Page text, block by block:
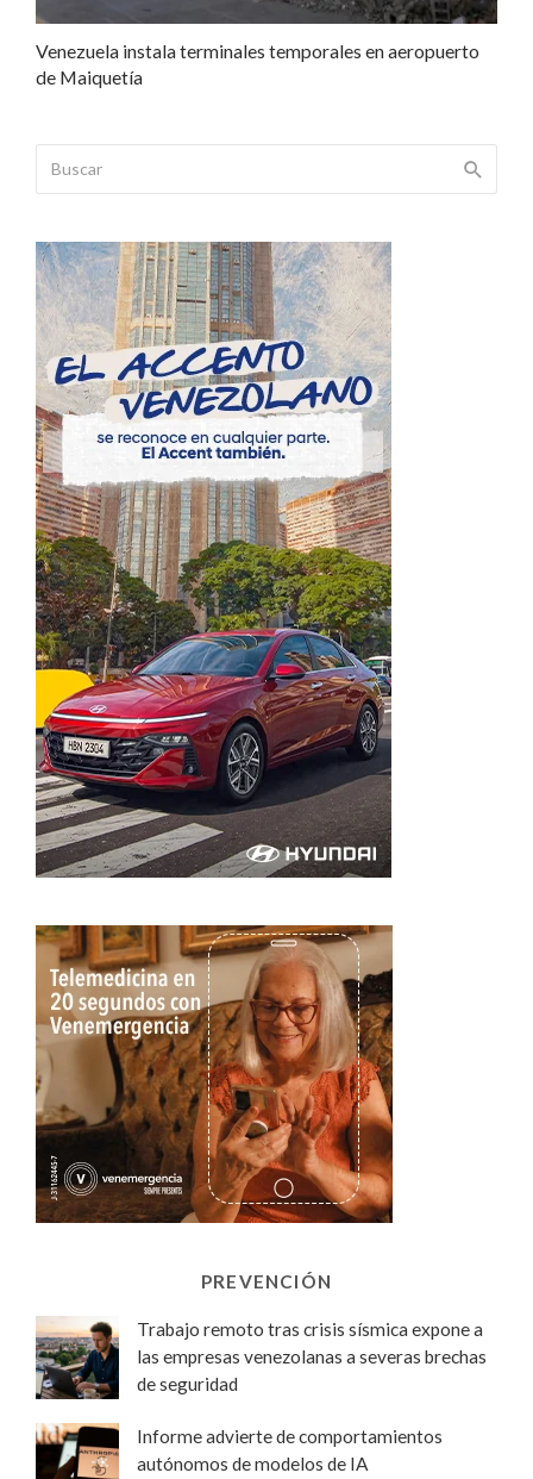
Venezuela instala terminales temporales en aeropuerto
de Maiquetía
PREVENCIÓN
Trabajo remoto tras crisis sísmica expone a
las empresas venezolanas a severas brechas
de seguridad
Informe advierte de comportamientos
autónomos de modelos de IA